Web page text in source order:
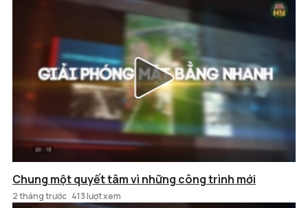
Chung một quyết tâm vì những công trình mới
2 tháng trước 413 lượt xem